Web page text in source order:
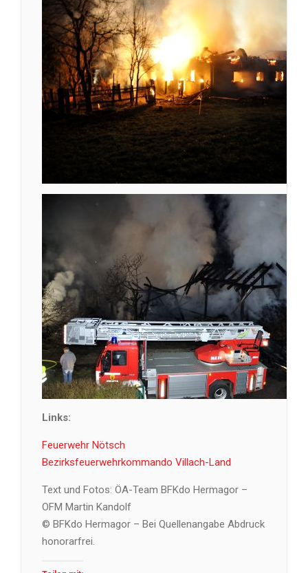
Links:
Feuerwehr Nötsch
Bezirksfeuerwehrkommando Villach-Land
Text und Fotos: ÖA-Team BFKdo Hermagor –
OFM Martin Kandolf
© BFKdo Hermagor – Bei Quellenangabe Abdruck
honorarfrei.